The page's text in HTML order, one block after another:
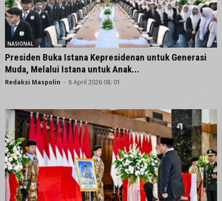
NASIONAL
Presiden Buka Istana Kepresidenan untuk Generasi
Muda, Melalui Istana untuk Anak...
Redaksi Maspolin - 8 April 2026 08: 01